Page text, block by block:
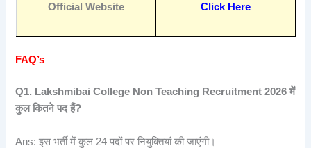
Official Website Click Here
FAQ’s
Q1. Lakshmibai College Non Teaching Recruitment 2026में
कुलकितनेपदहैं?
Ans: इस भर्ती में कुल 24 पदों पर नियुक्तियां की जाएंगी।